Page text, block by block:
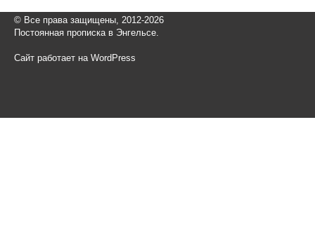
© Все права защищены, 2012-2026
Постоянная прописка в Энгельсе.
Сайт работает на WordPress